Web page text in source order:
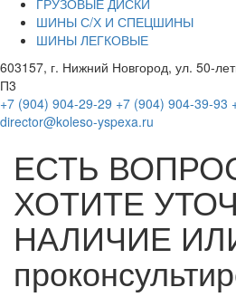
ГРУЗОВЫЕ ДИСКИ
ШИНЫ С/Х И СПЕЦШИНЫ
ШИНЫ ЛЕГКОВЫЕ
603157, г. Нижний Новгород, ул. 50-
П3
+7 (904) 904-29-29 +7 (904) 904-39-93
director@koleso-yspexa.ru
ЕСТЬ
ХОТИТЕ
НАЛИЧИЕ